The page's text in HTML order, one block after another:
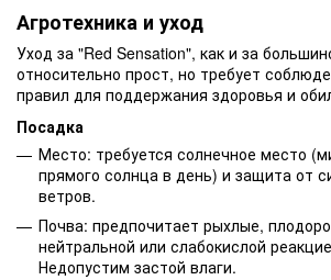
Агротехника и уход
Уход за "Red Sensation", как и за
относительно прост, но требует
правил для поддержания здоровья и
Посадка
Место: требуется солнечное место
прямого солнца в день) и защита от
ветров.
Почва: предпочитает рыхлые,
нейтральной или слабокислой
Недопустим застой влаги.